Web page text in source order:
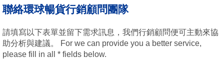
聯絡環球暢貨行銷顧問團隊
請填寫以下表單並留下需求訊息，我們行銷顧問便可主動來協
助分析與建議。 For we can provide you a better service,
please fill in all * fields below.